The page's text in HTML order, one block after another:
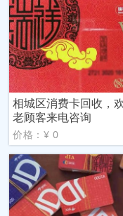
相城区消费卡回收，
老顾客来电咨询
价格：¥ 0